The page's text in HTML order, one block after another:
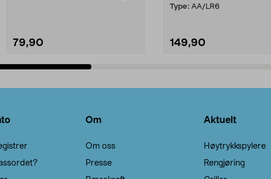
79,90
Type: AA/LR6
149,90
Om
Om oss
Presse
Aktuelt
Høytrykkspylere
Rengjøring